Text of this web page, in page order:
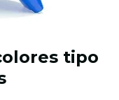
tipo